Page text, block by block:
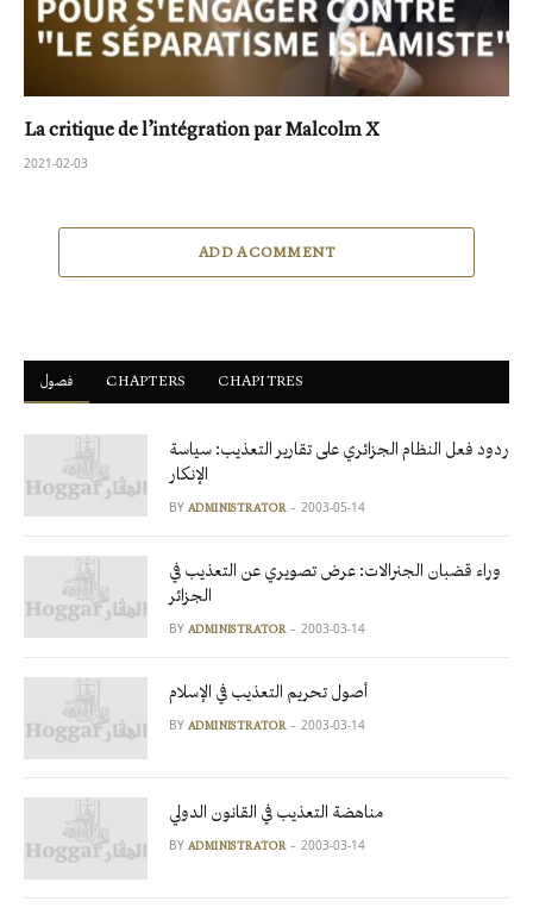
La critique de l’intégration par Malcolm X
2021-02-03
ADD A COMMENT
فصول ْCHAPTERS CHAPITRES
ردود فعل النظام الجزائري على تقارير التعذيب: سياسة
الإنكار
BY ADMINISTRATOR 2003-05-14
وراء قضبان الجنرالات: عرض تصويري عن التعذيب في
الجزائر
BY ADMINISTRATOR 2003-03-14
أصول تحريم التعذيب في الإسلام
BY ADMINISTRATOR 2003-03-14
مناهضة التعذيب في القانون الدولي
BY ADMINISTRATOR 2003-03-14